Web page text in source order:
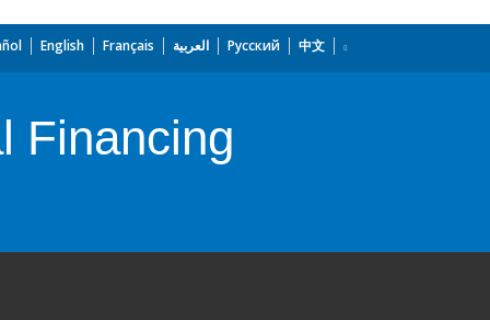
English Français العربية Русский 中文
Financing